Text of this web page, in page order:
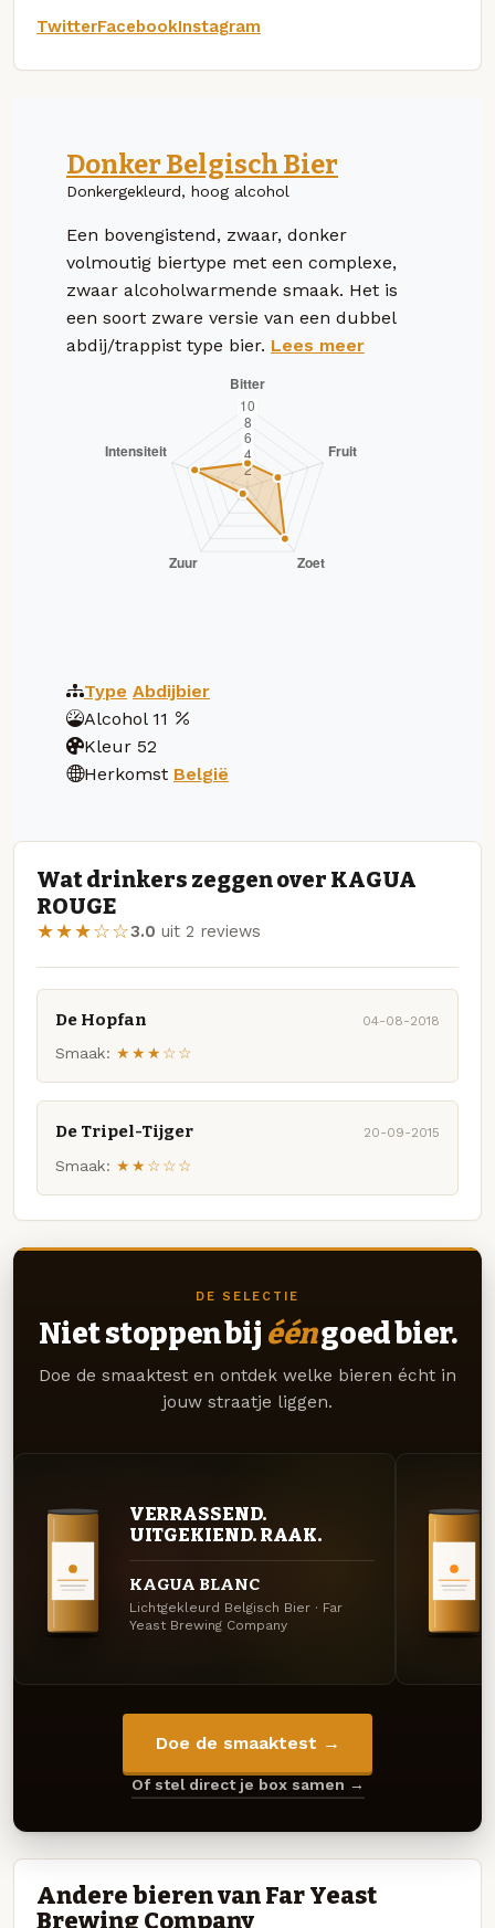
TwitterFacebookInstagram
Donker Belgisch Bier
Donkergekleurd, hoog alcohol
Een bovengistend, zwaar, donker
volmoutig biertype met een complexe,
zwaar alcoholwarmende smaak. Het is
een soort zware versie van een dubbel
abdij/trappist type bier. Lees meer
Type Abdijbier
Alcohol 11
Kleur 52
Herkomst België
Wat drinkers zeggen over KAGUA
ROUGE
★★★☆☆3.0 uit 2 reviews
De Hopfan 04-08-2018
Smaak: ★★★☆☆
De Tripel-Tijger 20-09-2015
Smaak: ★★☆☆☆
DE SELECTIE
Niet stoppen bij ééngoed bier.
Doe de smaaktest en ontdek welke bieren écht in
jouw straatje liggen.
VERRASSEND.
UITGEKIEND. RAAK.
KAGUA BLANC
Lichtgekleurd Belgisch Bier · Far
Yeast Brewing Company
Doe de smaaktest →
Of stel direct je box samen →
Andere bieren van Far Yeast
Brewing Company